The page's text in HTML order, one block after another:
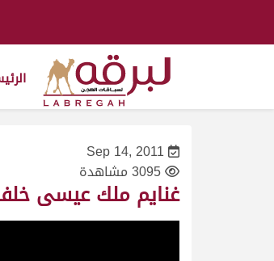
Sep 14, 2011
3095 مشاهدة
غنايم ملك عيسى خلفان